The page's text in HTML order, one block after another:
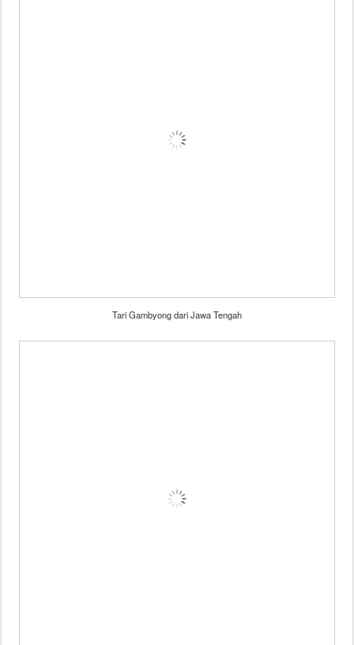
Tari Gambyong dari Jawa Tengah